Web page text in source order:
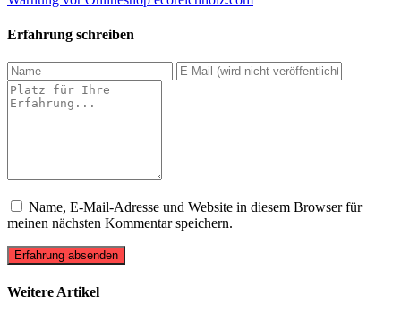
Erfahrung schreiben
Name, E-Mail-Adresse und Website in diesem Browser für
meinen nächsten Kommentar speichern.
Erfahrung absenden
Weitere Artikel